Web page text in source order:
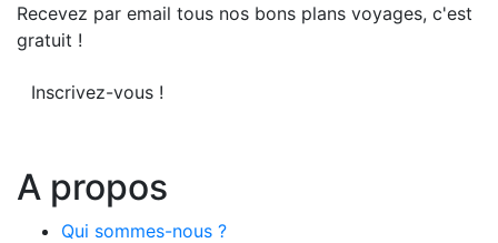
Recevez par email tous nos bons plans voyages, c'est
gratuit !
Inscrivez-vous !
A propos
Qui sommes-nous ?